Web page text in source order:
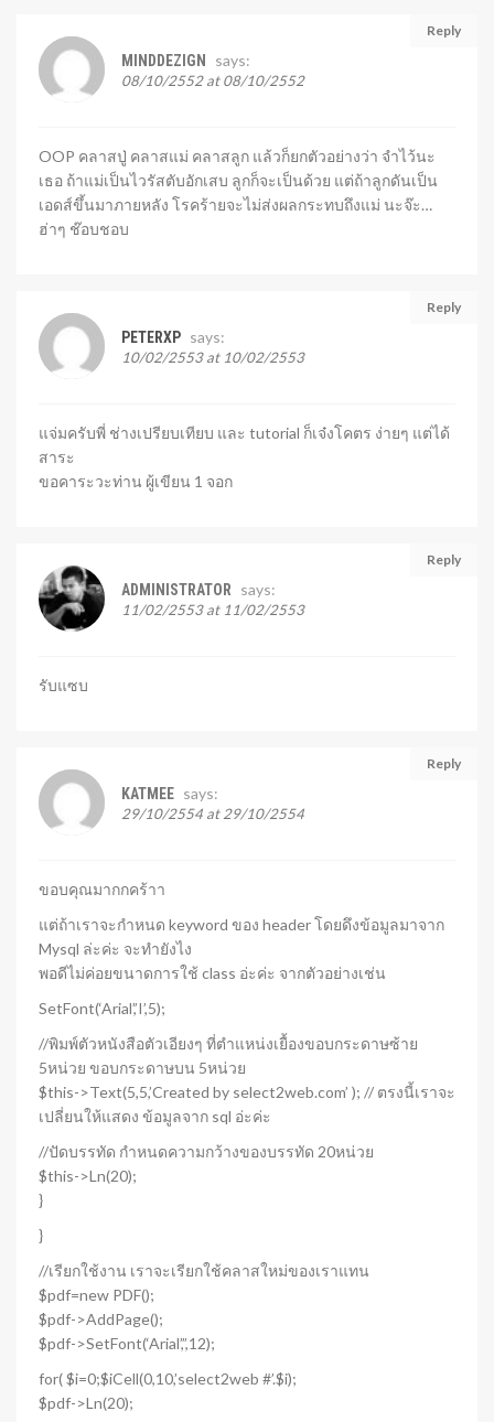
Reply
MINDDEZIGN says:
08/10/2552 at 08/10/2552
OOP คลาสปู่ คลาสแม่ คลาสลูก แล้วก็ยกตัวอย่างว่า จำไว้นะ
เธอ ถ้าแม่เป็นไวรัสตับอักเสบ ลูกก็จะเป็นด้วย แต่ถ้าลูกดันเป็น
เอดส์ขึ้นมาภายหลัง โรคร้ายจะไม่ส่งผลกระทบถึงแม่ นะจ๊ะ…
ฮ่าๆ ช๊อบชอบ
Reply
PETERXP says:
10/02/2553 at 10/02/2553
แจ่มครับพี่ ช่างเปรียบเทียบ และ tutorial ก็เจ๋งโคตร ง่ายๆ แต่ได้
สาระ
ขอคาระวะท่าน ผู้เขียน 1 จอก
Reply
ADMINISTRATOR says:
11/02/2553 at 11/02/2553
รับแซบ
Reply
KATMEE says:
29/10/2554 at 29/10/2554
ขอบคุณมากกคร้าา
แต่ถ้าเราจะกำหนด keyword ของ header โดยดึงข้อมูลมาจาก
Mysql ล่ะค่ะ จะทำยังไง
พอดีไม่ค่อยขนาดการใช้ class อ่ะค่ะ จากตัวอย่างเช่น
SetFont(‘Arial’,’I’,5);
//พิมพ์ตัวหนังสือตัวเอียงๆ ที่ตำแหน่งเยื้องขอบกระดาษซ้าย
5หน่วย ขอบกระดาษบน 5หน่วย
$this->Text(5,5,’Created by select2web.com’ ); // ตรงนี้เราจะ
เปลี่ยนให้แสดง ข้อมูลจาก sql อ่ะค่ะ
//ปัดบรรทัด กำหนดความกว้างของบรรทัด 20หน่วย
$this->Ln(20);
}
}
//เรียกใช้งาน เราจะเรียกใช้คลาสใหม่ของเราแทน
$pdf=new PDF();
$pdf->AddPage();
$pdf->SetFont(‘Arial’,”,12);
for( $i=0;$iCell(0,10,’select2web #’.$i);
$pdf->Ln(20);